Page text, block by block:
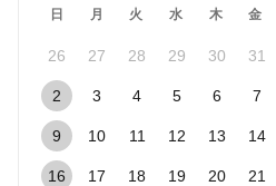
日 月 火 水 木 金
26 27 28 29 30 31
2 3 4 5 6 7
9 10 11 12 13 14
16 17 18 19 20 21